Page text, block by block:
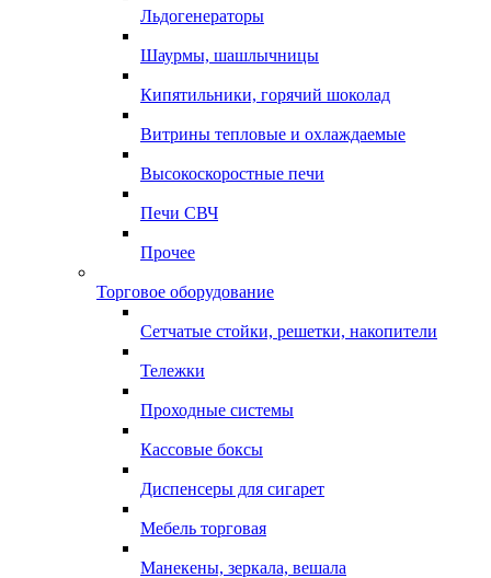
Льдогенераторы
Шаурмы, шашлычницы
Кипятильники, горячий шоколад
Витрины тепловые и охлаждаемые
Высокоскоростные печи
Печи СВЧ
Прочее
Торговое оборудование
Сетчатые стойки, решетки, накопители
Тележки
Проходные системы
Кассовые боксы
Диспенсеры для сигарет
Мебель торговая
Манекены, зеркала, вешала